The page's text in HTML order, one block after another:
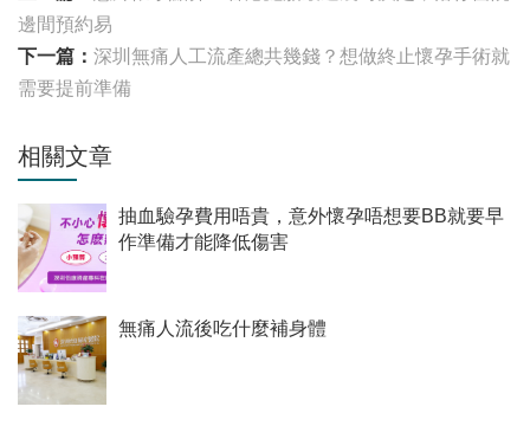
邊間預約易
下一篇： 深圳無痛人工流產總共幾錢？想做終止懷孕手術就
需要提前準備
相關文章
抽血驗孕費用唔貴，意外懷孕唔想要BB就要早
作準備才能降低傷害
無痛人流後吃什麼補身體